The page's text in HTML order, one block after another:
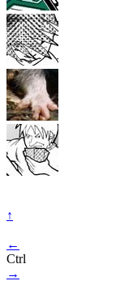
↑
←
Ctrl
→